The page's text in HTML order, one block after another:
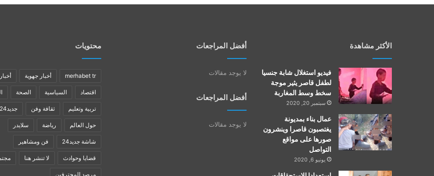
الأكثر مشاهدة
فيديو استغلال شابة جنسيا
لطفل قاصر يثير موجة
سخط وسط المغاربة
سبتمبر 20, 2020
عمال بناء بمديونة
يغتصبون قاصرا وينشرون
صورها على مواقع
التواصل
يونيو 6, 2020
أفضل المراجعات
لا يوجد مقالات
أفضل المراجعات
لا يوجد مقالات
محتويات
merhabet tr أخبار جهوية
اقتصاد السياسية الصحة
تربية وتعليم ثقافة وفن جديد24
حول العالم رياضة سلايدر
شاشة جديد24 فن ومشاهير
قضايا وحوادث لا تنشر هنا
مرصد المحترفين